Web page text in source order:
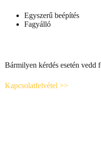
Egyszerű beépítés
Fagyálló
Bármilyen kérdés esetén vedd
Kapcsolatfelvétel >>